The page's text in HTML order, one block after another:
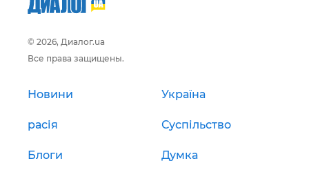
© 2026, Диалог.ua
Все права защищены.
Новини Україна
расія Суспільство
Блоги Думка